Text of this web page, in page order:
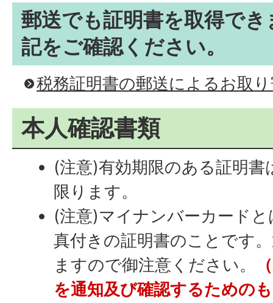
郵送でも証明書を取得で
記をご確認ください。
税務証明書の郵送によるお取
本人確認書類
(注意)有効期限のある証明
限ります。
(注意)マイナンバーカード
真付きの証明書のことです
ますので御注意ください。
を通知及び確認するための